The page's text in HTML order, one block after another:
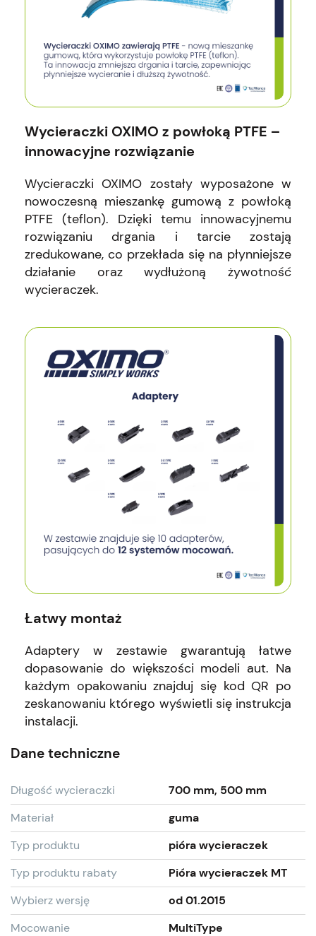
Wycieraczki OXIMO z powłoką PTFE –
innowacyjne rozwiązanie
Wycieraczki OXIMO zostały wyposażone w
nowoczesną mieszankę gumową z powłoką
PTFE (teflon). Dzięki temu innowacyjnemu
rozwiązaniu drgania i tarcie zostają
zredukowane, co przekłada się na płynniejsze
działanie oraz wydłużoną żywotność
wycieraczek.
Łatwy montaż
Adaptery w zestawie gwarantują łatwe
dopasowanie do większości modeli aut. Na
każdym opakowaniu znajduj się kod QR po
zeskanowaniu którego wyświetli się instrukcja
instalacji.
Dane techniczne
Długość wycieraczki
700 mm, 500 mm
Materiał
guma
Typ produktu
pióra wycieraczek
Typ produktu rabaty
Pióra wycieraczek MT
Wybierz wersję
od 01.2015
Mocowanie
MultiType